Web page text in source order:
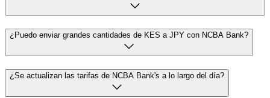
¿Puedo enviar grandes cantidades de KES a JPY con NCBA Bank?
¿Se actualizan las tarifas de NCBA Bank's a lo largo del día?